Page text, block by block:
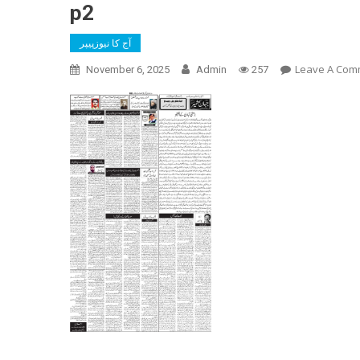
p2
آج کا نیوزپیپر
November 6, 2025 Admin 257 Leave A